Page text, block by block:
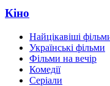
Кіно
Найцікавіші
Українські фільми
Фільми на вечір
Комедії
Серіали